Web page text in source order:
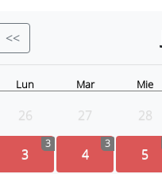
<<
Lun Mar Mie
26 27 28
3
3
4
3
5